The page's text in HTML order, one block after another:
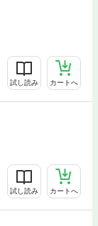
試し読み カートへ
試し読み カートへ